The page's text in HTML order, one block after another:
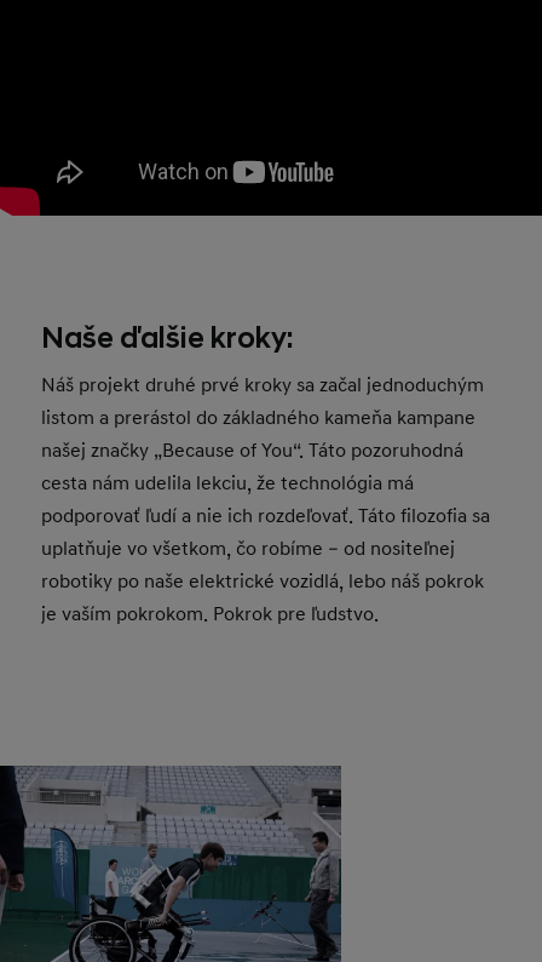
Naše ďalšie kroky:
Náš projekt druhé prvé kroky sa začal jednoduchým
listom a prerástol do základného kameňa kampane
našej značky „Because of You“. Táto pozoruhodná
cesta nám udelila lekciu, že technológia má
podporovať ľudí a nie ich rozdeľovať. Táto filozofia sa
uplatňuje vo všetkom, čo robíme – od nositeľnej
robotiky po naše elektrické vozidlá, lebo náš pokrok
je vaším pokrokom. Pokrok pre ľudstvo.